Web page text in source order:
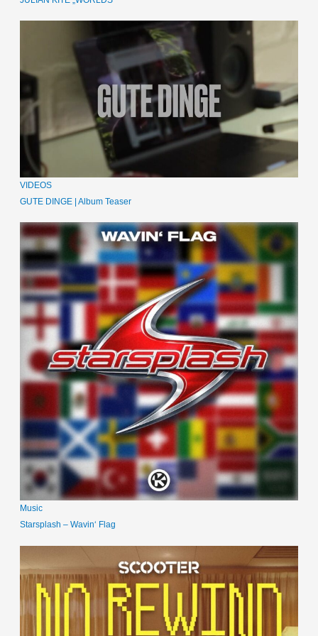
VIDEOS
GUTE DINGE | Album Teaser
Music
Starsplash – Wavin‘ Flag